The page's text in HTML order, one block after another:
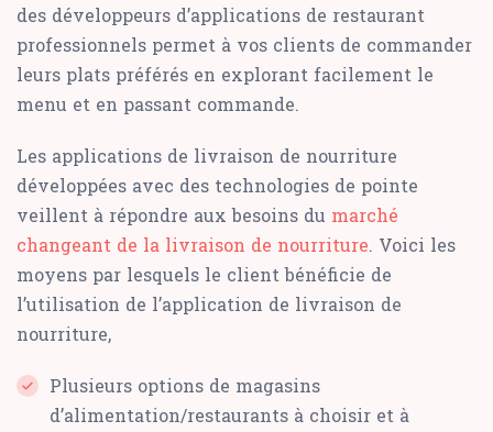
des développeurs d’applications de restaurant
professionnels permet à vos clients de commander
leurs plats préférés en explorant facilement le
menu et en passant commande.
Les applications de livraison de nourriture
développées avec des technologies de pointe
veillent à répondre aux besoins du marché
changeant de la livraison de nourriture. Voici les
moyens par lesquels le client bénéficie de
l’utilisation de l’application de livraison de
nourriture,
Plusieurs options de magasins
d’alimentation/restaurants à choisir et à